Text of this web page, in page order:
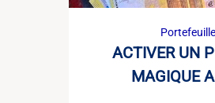
ACTIVER UN
MAGIQUE